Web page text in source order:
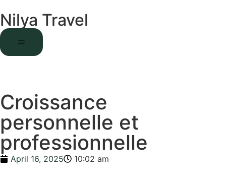
Nilya Travel
Croissance
personnelle et
professionnelle
April 16, 2025 10:02 am